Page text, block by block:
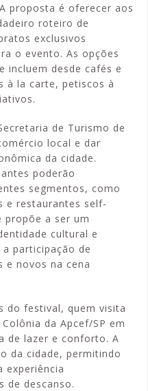
proposta é oferecer aos
roteiro de
exclusivos
o evento. As opções
incluem desde cafés e
à la carte, petiscos à
de Turismo de
local e dar
da cidade.
poderão
segmentos, como
e restaurantes self-
propõe a ser um
cultural e
participação de
e novos na cena
do festival, quem visita
da Apcef/SP em
de lazer e conforto. A
da cidade, permitindo
experiência
de descanso.